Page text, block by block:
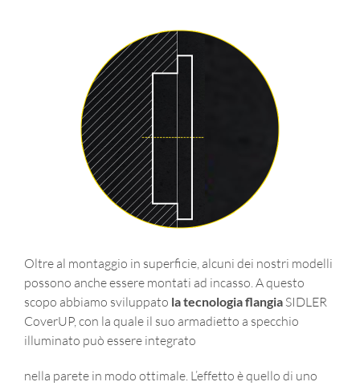
Oltre al montaggio in superficie, alcuni dei nostri modelli
possono anche essere montati ad incasso. A questo
scopo abbiamo sviluppato la tecnologia flangia SIDLER
CoverUP, con la quale il suo armadietto a specchio
illuminato può essere integrato
nella parete in modo ottimale. L’effetto è quello di uno